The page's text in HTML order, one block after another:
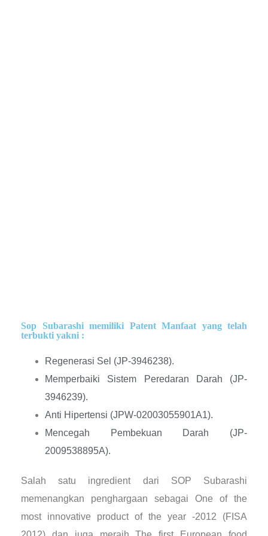
Sop Subarashi memiliki Patent Manfaat yang telah
terbukti yakni :
Regenerasi Sel (JP-3946238).
Memperbaiki Sistem Peredaran Darah (JP-
3946239).
Anti Hipertensi (JPW-02003055901A1).
Mencegah Pembekuan Darah (JP-
2009538895A).
Salah satu ingredient dari SOP Subarashi
memenangkan penghargaan sebagai One of the
most innovative product of the year -2012 (FISA